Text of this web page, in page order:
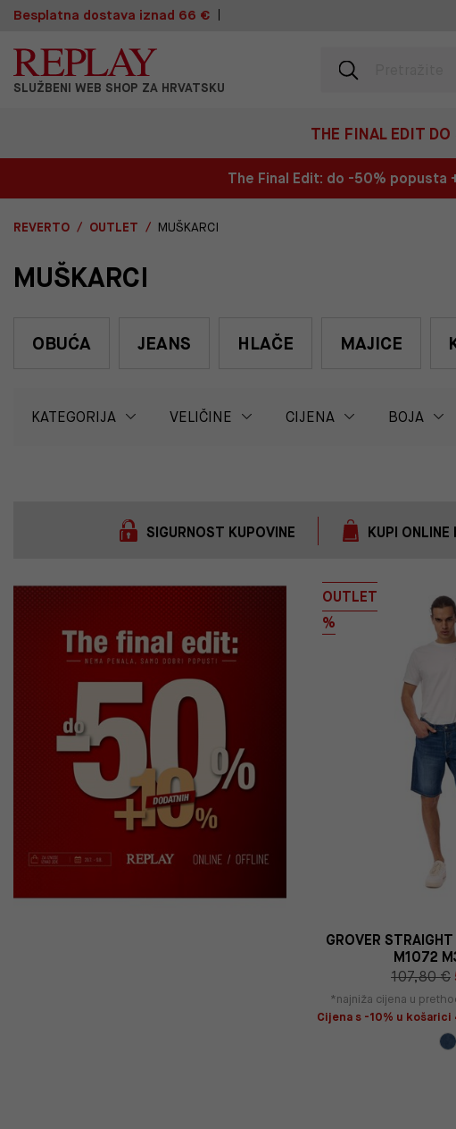
Besplatna dostava iznad 66 €
SLUŽBENI WEB SHOP ZA HRVATSKU
THE FINAL EDIT
The Final Edit: do -50% popusta
REVERTO OUTLET MUŠKARCI
MUŠKARCI
OBUĆA JEANS HLAČE MAJICE
KATEGORIJA VELIČINE CIJENA BOJA
SIGURNOST KUPOVINE KUPI ONLINE
OUTLET
%
GROVER
M1072
107,80 €
*najniža cijena u
Cijena s -10% u